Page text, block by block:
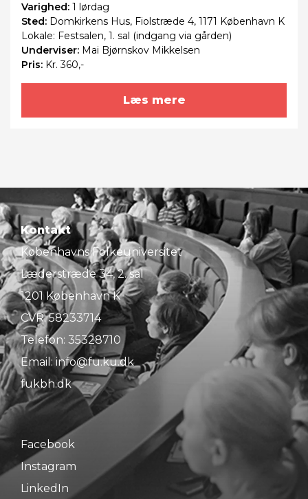
Varighed: 1 lørdag
Sted: Domkirkens Hus, Fiolstræde 4, 1171 København K
Lokale: Festsalen, 1. sal (indgang via gården)
Underviser: Mai Bjørnskov Mikkelsen
Pris: Kr. 360,-
Læs mere
Kontakt
Københavns Folkeuniversitet
Læderstræde 34, 2. sal
1201 København K
CVR: 58233714
Telefon: 35328710
Email: info@fu.ku.dk
fukbh.dk
Facebook
Instagram
LinkedIn